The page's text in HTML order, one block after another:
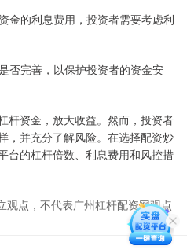
金的利息费用，投资者需要考虑利
否完善，以保护投资者的资金安
杆资金，放大收益。然而，投资者
，并充分了解风险。在选择配资炒
台的杠杆倍数、利息费用和风控措
观点，不代表广州杠杆配资网观点